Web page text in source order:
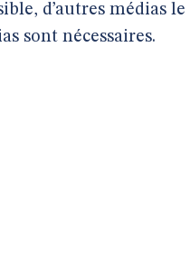
d’autres médias
sont nécessaires.